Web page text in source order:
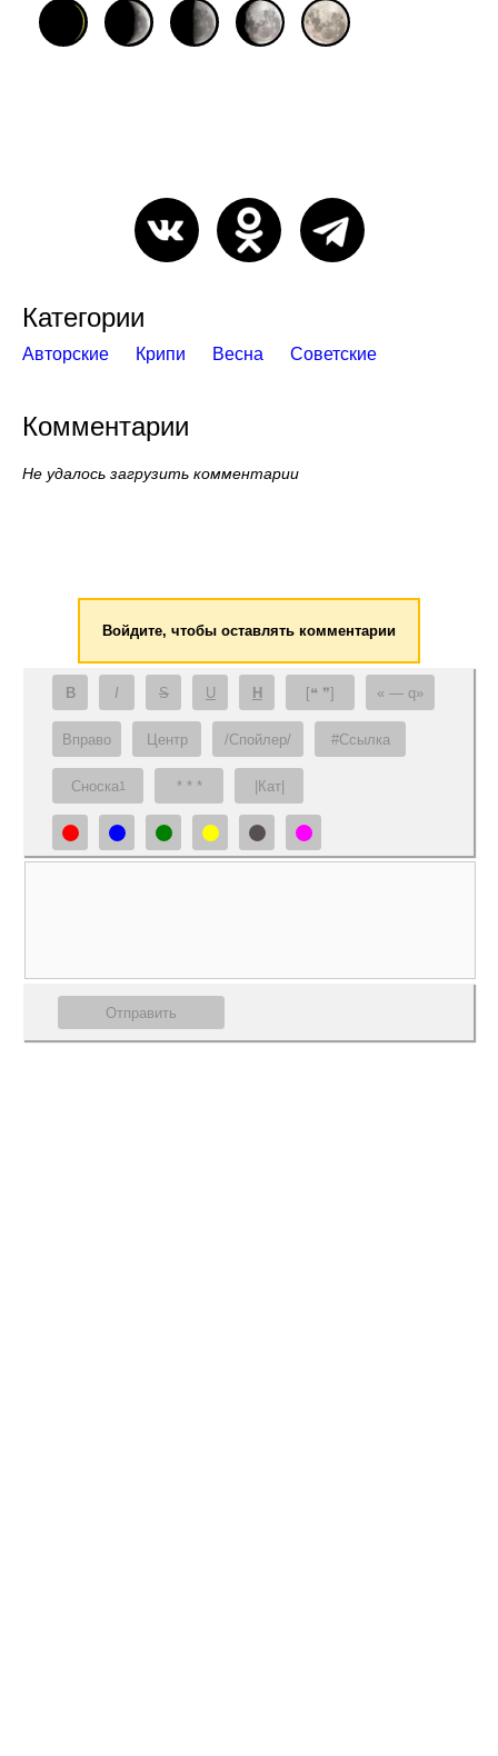
Категории
Авторские Крипи Весна Советские
Комментарии
Не удалось загрузить комментарии
Войдите, чтобы оставлять комментарии
B I S U H [❝ ❞] — q
Вправо Центр /Спойлер/ #Ссылка
Сноска1 * * * |Кат|